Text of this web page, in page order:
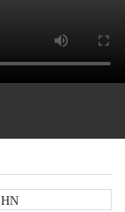
HN